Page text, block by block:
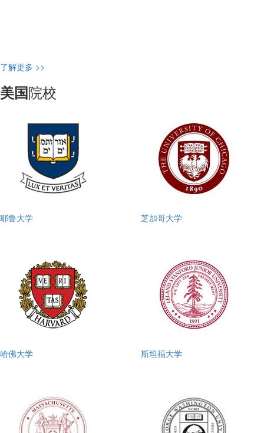
了解更多 >>
美国院校
耶鲁大学 芝加哥大学
哈佛大学 斯坦福大学